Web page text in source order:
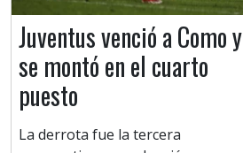
Juventus venció a Como y
se montó en el cuarto
puesto
La derrota fue la tercera